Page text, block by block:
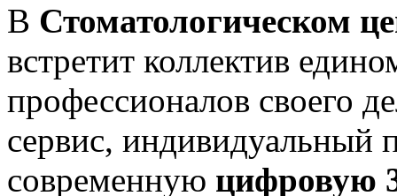
В Стоматологическом
встретит коллектив
профессионалов своего
сервис, индивидуальный
современную цифровую